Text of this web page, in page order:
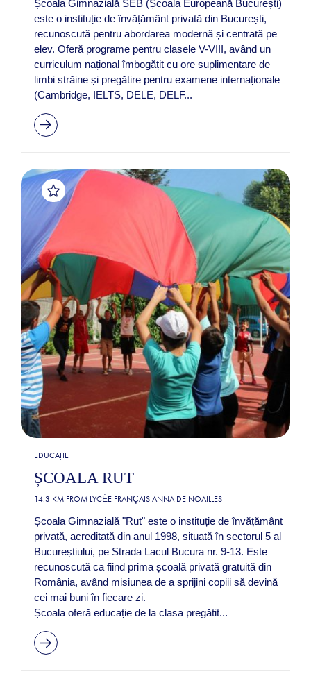
Școala Gimnazială SEB (Școala Europeană București)
este o instituție de învățământ privată din București,
recunoscută pentru abordarea modernă și centrată pe
elev. Oferă programe pentru clasele V-VIII, având un
curriculum național îmbogățit cu ore suplimentare de
limbi străine și pregătire pentru examene internaționale
(Cambridge, IELTS, DELE, DELF...
EDUCAȚIE
ȘCOALA RUT
14.3 KM FROM LYCÉE FRANÇAIS ANNA DE NOAILLES
Școala Gimnazială "Rut" este o instituție de învățământ
privată, acreditată din anul 1998, situată în sectorul 5 al
Bucureștiului, pe Strada Lacul Bucura nr. 9-13. Este
recunoscută ca fiind prima școală privată gratuită din
România, având misiunea de a sprijini copiii să devină
cei mai buni în fiecare zi.
Școala oferă educație de la clasa pregătit...